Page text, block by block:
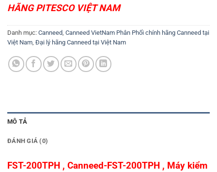
HÃNGPITESCO VIỆT NAM
Danh mục: Canneed, Canneed VietNam Phân Phối chính hãng Canneed tại
Việt Nam, Đại lý hãng Canneed tại Việt Nam
MÔ TẢ
ĐÁNH GIÁ (0)
FST-200TPH , Canneed-FST-200TPH , Máy kiểm